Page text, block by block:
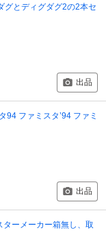
とディグダグ2の2本セ
出品
94 ファミスタ’94 ファミ
出品
ターメーカー箱無し、取